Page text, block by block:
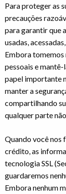
Para proteger as
precauções
para garantir que
usadas,
Embora tomemos
pessoais e
papel importante
manter a
compartilhando
qualquer parte
Quando você nos
crédito, as
tecnologia SSL
guardaremos
Embora nenhum